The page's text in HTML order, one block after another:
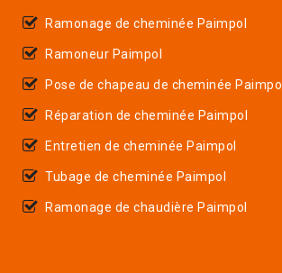
Ramonage de cheminée Paimpol
Ramoneur Paimpol
Pose de chapeau de cheminée Paimpol
Réparation de cheminée Paimpol
Entretien de cheminée Paimpol
Tubage de cheminée Paimpol
Ramonage de chaudière Paimpol